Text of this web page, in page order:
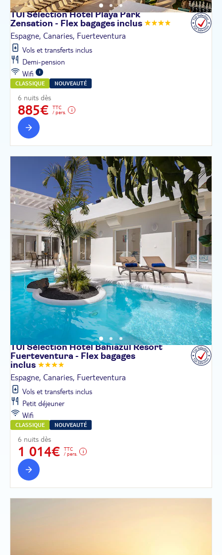
TUI Sélection Hôtel Playa Park
Zensation - Flex bagages inclus
Espagne, Canaries, Fuerteventura
Vols et transferts inclus
Demi-pension
Wifi
CLASSIQUE NOUVEAUTÉ
6 nuits dès
885€
TTC
/ pers.
TUI Sélection Hôtel Bahiazul Resort
Fuerteventura - Flex bagages
inclus
Espagne, Canaries, Fuerteventura
Vols et transferts inclus
Petit déjeuner
Wifi
CLASSIQUE NOUVEAUTÉ
6 nuits dès
1 014€
TTC
/ pers.